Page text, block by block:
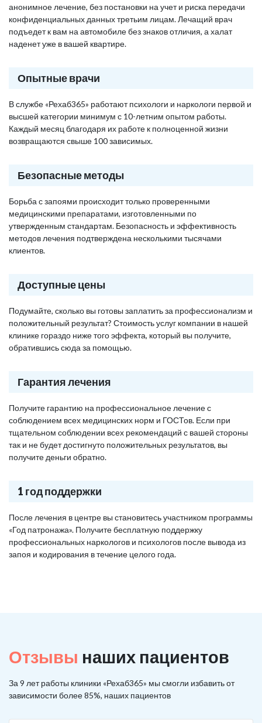
анонимное лечение, без постановки на учет и риска передачи
конфиденциальных данных третьим лицам. Лечащий врач
подъедет к вам на автомобиле без знаков отличия, а халат
наденет уже в вашей квартире.
Опытные врачи
В службе «Рехаб365» работают психологи и наркологи первой и
высшей категории минимум с 10-летним опытом работы.
Каждый месяц благодаря их работе к полноценной жизни
возвращаются свыше 100 зависимых.
Безопасные методы
Борьба с запоями происходит только проверенными
медицинскими препаратами, изготовленными по
утвержденным стандартам. Безопасность и эффективность
методов лечения подтверждена несколькими тысячами
клиентов.
Доступные цены
Подумайте, сколько вы готовы заплатить за профессионализм и
положительный результат? Стоимость услуг компании в нашей
клинике гораздо ниже того эффекта, который вы получите,
обратившись сюда за помощью.
Гарантия лечения
Получите гарантию на профессиональное лечение с
соблюдением всех медицинских норм и ГОСТов. Если при
тщательном соблюдении всех рекомендаций с вашей стороны
так и не будет достигнуто положительных результатов, вы
получите деньги обратно.
1 год поддержки
После лечения в центре вы становитесь участником программы
«Год патронажа». Получите бесплатную поддержку
профессиональных наркологов и психологов после вывода из
запоя и кодирования в течение целого года.
Отзывы наших пациентов
За 9 лет работы клиники «Рехаб365» мы смогли избавить от
зависимости более 85%, наших пациентов